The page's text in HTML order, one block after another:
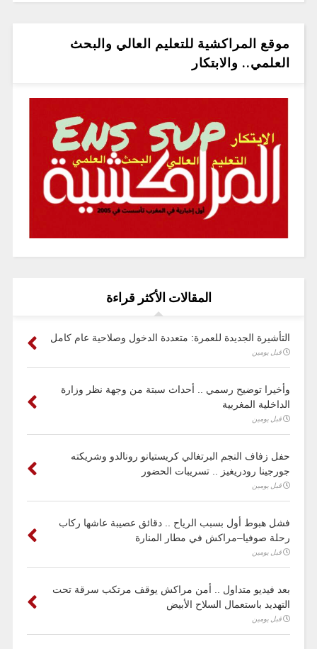
موقع المراكشية للتعليم العالي والبحث
العلمي.. والابتكار
المقالات الأكثر قراءة
التأشيرة الجديدة للعمرة: متعددة الدخول وصلاحية عام كامل
قبل يومين
وأخيرا توضيح رسمي .. أحداث سبتة من وجهة نظر وزارة
الداخلية المغربية
قبل يومين
حفل زفاف النجم البرتغالي كريستيانو رونالدو وشريكته
جورجينا رودريغيز .. تسريبات الحضور
قبل يومين
فشل هبوط أول بسبب الرياح .. دقائق عصيبة عاشها ركاب
رحلة صوفيا–مراكش في مطار المنارة
قبل يومين
بعد فيديو متداول .. أمن مراكش يوقف مرتكب سرقة تحت
التهديد باستعمال السلاح الأبيض
قبل يومين